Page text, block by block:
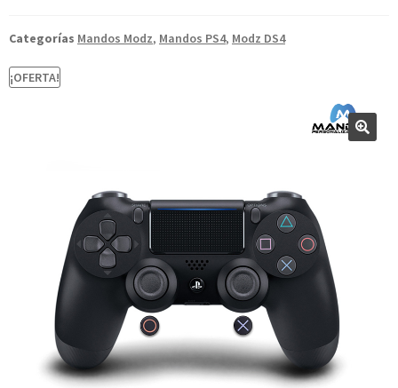
Categorías Mandos Modz, Mandos PS4, Modz DS4
¡OFERTA!